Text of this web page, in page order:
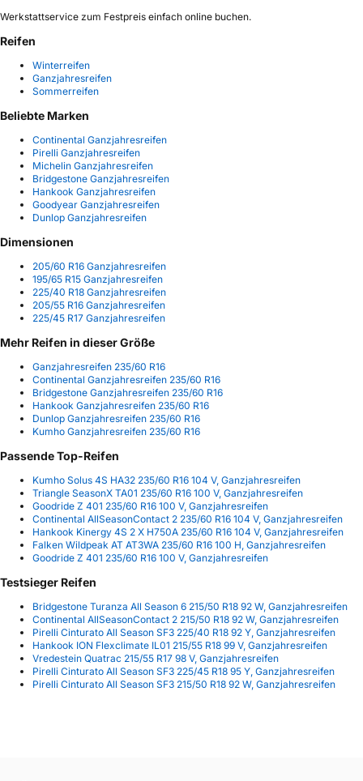
Werkstattservice zum Festpreis einfach online buchen.
Reifen
Winterreifen
Ganzjahresreifen
Sommerreifen
Beliebte Marken
Continental Ganzjahresreifen
Pirelli Ganzjahresreifen
Michelin Ganzjahresreifen
Bridgestone Ganzjahresreifen
Hankook Ganzjahresreifen
Goodyear Ganzjahresreifen
Dunlop Ganzjahresreifen
Dimensionen
205/60 R16 Ganzjahresreifen
195/65 R15 Ganzjahresreifen
225/40 R18 Ganzjahresreifen
205/55 R16 Ganzjahresreifen
225/45 R17 Ganzjahresreifen
Mehr Reifen in dieser Größe
Ganzjahresreifen 235/60 R16
Continental Ganzjahresreifen 235/60 R16
Bridgestone Ganzjahresreifen 235/60 R16
Hankook Ganzjahresreifen 235/60 R16
Dunlop Ganzjahresreifen 235/60 R16
Kumho Ganzjahresreifen 235/60 R16
Passende Top-Reifen
Kumho Solus 4S HA32 235/60 R16 104 V, Ganzjahresreifen
Triangle SeasonX TA01 235/60 R16 100 V, Ganzjahresreifen
Goodride Z 401 235/60 R16 100 V, Ganzjahresreifen
Continental AllSeasonContact 2 235/60 R16 104 V, Ganzjahresreifen
Hankook Kinergy 4S 2 X H750A 235/60 R16 104 V, Ganzjahresreifen
Falken Wildpeak AT AT3WA 235/60 R16 100 H, Ganzjahresreifen
Goodride Z 401 235/60 R16 100 V, Ganzjahresreifen
Testsieger Reifen
Bridgestone Turanza All Season 6 215/50 R18 92 W, Ganzjahresreifen
Continental AllSeasonContact 2 215/50 R18 92 W, Ganzjahresreifen
Pirelli Cinturato All Season SF3 225/40 R18 92 Y, Ganzjahresreifen
Hankook ION Flexclimate IL01 215/55 R18 99 V, Ganzjahresreifen
Vredestein Quatrac 215/55 R17 98 V, Ganzjahresreifen
Pirelli Cinturato All Season SF3 225/45 R18 95 Y, Ganzjahresreifen
Pirelli Cinturato All Season SF3 215/50 R18 92 W, Ganzjahresreifen